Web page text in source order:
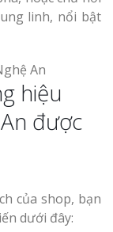
linh, nổi bật
hiệu
được
của shop, bạn
dưới đây: